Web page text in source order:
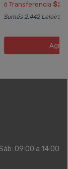
ó Transferencia
Sumás 2.442 Leloir$
09:00 a 14:00